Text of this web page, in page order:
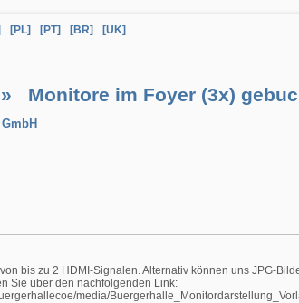
[PL] [PT] [BR] [UK]
Monitore im Foyer (3x)
bis zu 2 HDMI-Signalen. Alternativ können uns JPG-
Sie über den nachfolgenden Link:
media/